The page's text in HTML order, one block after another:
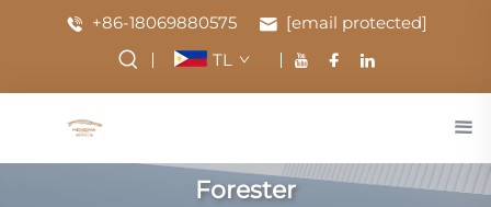
+86-18069880575
[email protected]
TL
Forester